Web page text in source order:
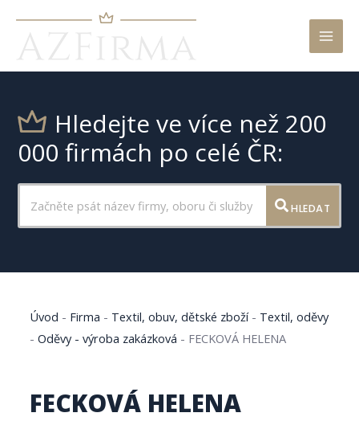
Hledejte ve více než 200
000 firmách po celé ČR:
HLEDAT
Úvod - Firma - Textil, obuv, dětské zboží- Textil, oděvy
-Oděvy - výroba zakázková - FECKOVÁ HELENA
FECKOVÁ HELENA